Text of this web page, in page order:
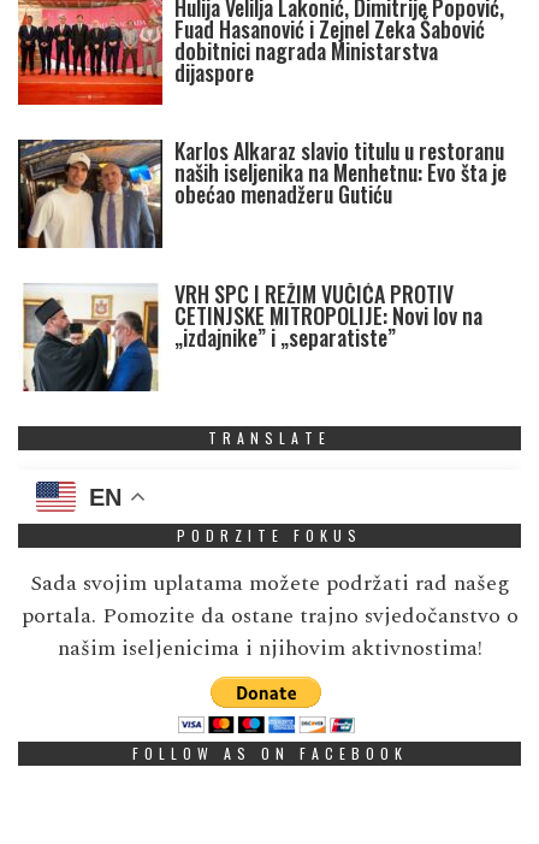
Hulija Velilja Lakonić, Dimitrije Popović,
Fuad Hasanović i Zejnel Zeka Šabović
dobitnici nagrada Ministarstva
dijaspore
Karlos Alkaraz slavio titulu u restoranu
naših iseljenika na Menhetnu: Evo šta je
obećao menadžeru Gutiću
VRH SPC I REŽIM VUČIĆA PROTIV
CETINJSKE MITROPOLIJE: Novi lov na
„izdajnike” i „separatiste”
TRANSLATE
EN
PODRZITE FOKUS
Sada svojim uplatama možete podržati rad našeg
portala. Pomozite da ostane trajno svjedočanstvo o
našim iseljenicima i njihovim aktivnostima!
FOLLOW AS ON FACEBOOK